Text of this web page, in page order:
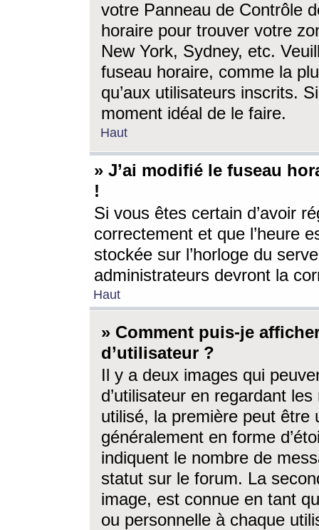
votre Panneau de Contrôle
horaire pour trouver votre
New York, Sydney, etc.
fuseau horaire, comme la
qu’aux utilisateurs inscrits.
moment idéal de le faire.
Haut
» J’ai modifié le fuseau
!
Si vous êtes certain d’avoir
correctement et que l’heure
stockée sur l’horloge du
administrateurs devront la
Haut
» Comment puis-je
d’utilisateur ?
Il y a deux images qui
d’utilisateur en regardant
utilisé, la première peut être
généralement en forme
indiquent le nombre de
statut sur le forum. La
image, est connue en tant
ou personnelle à chaque